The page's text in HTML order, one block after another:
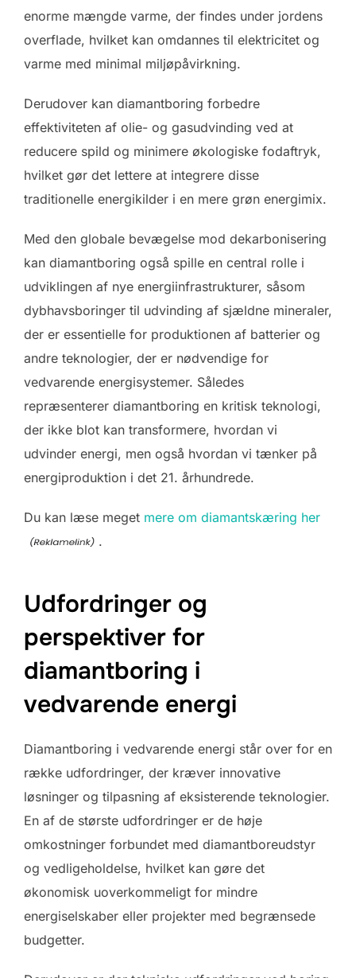
enorme mængde varme, der findes under jordens
overflade, hvilket kan omdannes til elektricitet og
varme med minimal miljøpåvirkning.
Derudover kan diamantboring forbedre
effektiviteten af olie- og gasudvinding ved at
reducere spild og minimere økologiske fodaftryk,
hvilket gør det lettere at integrere disse
traditionelle energikilder i en mere grøn energimix.
Med den globale bevægelse mod dekarbonisering
kan diamantboring også spille en central rolle i
udviklingen af nye energiinfrastrukturer, såsom
dybhavsboringer til udvinding af sjældne mineraler,
der er essentielle for produktionen af batterier og
andre teknologier, der er nødvendige for
vedvarende energisystemer. Således
repræsenterer diamantboring en kritisk teknologi,
der ikke blot kan transformere, hvordan vi
udvinder energi, men også hvordan vi tænker på
energiproduktion i det 21. århundrede.
Du kan læse meget mere om diamantskæring her
.
Udfordringer og
perspektiver for
diamantboring i
vedvarende energi
Diamantboring i vedvarende energi står over for en
række udfordringer, der kræver innovative
løsninger og tilpasning af eksisterende teknologier.
En af de største udfordringer er de høje
omkostninger forbundet med diamantboreudstyr
og vedligeholdelse, hvilket kan gøre det
økonomisk uoverkommeligt for mindre
energiselskaber eller projekter med begrænsede
budgetter.